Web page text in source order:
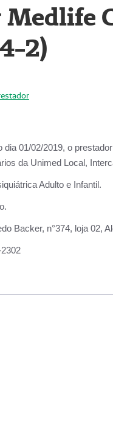
Medlife
2)
dia 01/02/2019, o prestador
da Unimed Local,
Adulto e Infantil.
Backer, n°374, loja 02,